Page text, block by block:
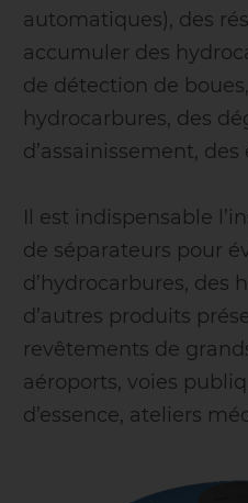
automatiques), des
accumuler des
de détection de
hydrocarbures, des
d’assainissement, des
Il est indispensable
de séparateurs pour
d’hydrocarbures, des
d’autres produits
revêtements de
aéroports, voies
d’essence, ateliers